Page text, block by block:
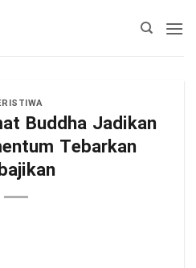
Buddha Jadikan
Tebarkan